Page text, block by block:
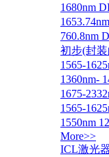
1680nm
760.8nm
初步(封
1565-
1360nm-
1675-
1565-
1550nm
More>>
ICL激光